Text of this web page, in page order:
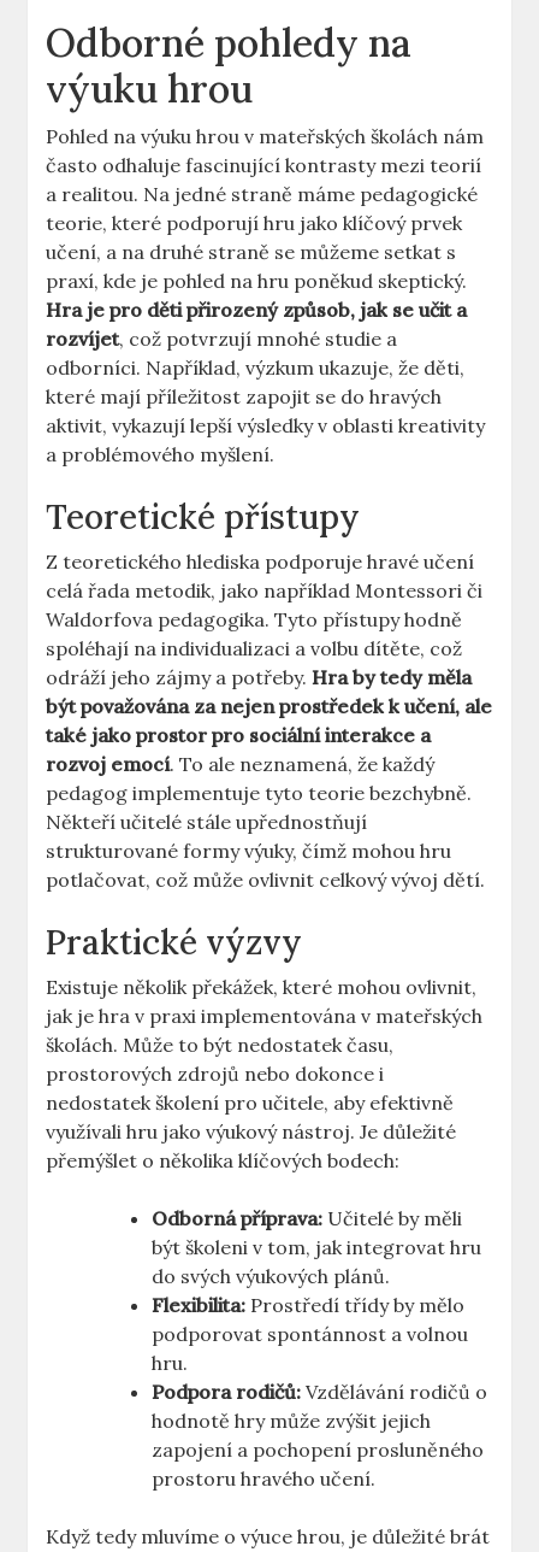
Odborné pohledy na
výuku hrou
Pohled na výuku hrou v mateřských školách nám
často odhaluje fascinující kontrasty mezi teorií
a realitou. Na jedné straně máme pedagogické
teorie, které podporují hru jako klíčový prvek
učení, a na druhé straně se můžeme setkat s
praxí, kde je pohled na hru poněkud skeptický.
Hra je pro děti přirozený způsob, jak se učit a
rozvíjet, což potvrzují mnohé studie a
odborníci. Například, výzkum ukazuje, že děti,
které mají příležitost zapojit se do hravých
aktivit, vykazují lepší výsledky v oblasti kreativity
a problémového myšlení.
Teoretické přístupy
Z teoretického hlediska podporuje hravé učení
celá řada metodik, jako například Montessori či
Waldorfova pedagogika. Tyto přístupy hodně
spoléhají na individualizaci a volbu dítěte, což
odráží jeho zájmy a potřeby.Hra by tedy měla
být považována za nejen prostředek k učení, ale
také jako prostor pro sociální interakce a
rozvoj emocí. To ale neznamená, že každý
pedagog implementuje tyto teorie bezchybně.
Někteří učitelé stále upřednostňují
strukturované formy výuky, čímž mohou hru
potlačovat, což může ovlivnit celkový vývoj dětí.
Praktické výzvy
Existuje několik překážek, které mohou ovlivnit,
jak je hra v praxi implementována v mateřských
školách. Může to být nedostatek času,
prostorových zdrojů nebo dokonce i
nedostatek školení pro učitele, aby efektivně
využívali hru jako výukový nástroj. Je důležité
přemýšlet o několika klíčových bodech:
Odborná příprava: Učitelé by měli
být školeni v tom, jak integrovat hru
do svých výukových plánů.
Flexibilita: Prostředí třídy by mělo
podporovat spontánnost a volnou
hru.
Podpora rodičů: Vzdělávání rodičů o
hodnotě hry může zvýšit jejich
zapojení a pochopení prosluněného
prostoru hravého učení.
Když tedy mluvíme o výuce hrou, je důležité brát